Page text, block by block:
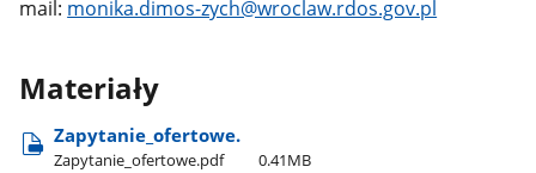
mail: monika.dimos-zych@wroclaw.rdos.gov.pl
Materiały
Zapytanie​_ofertowe.
Zapytanie​_ofertowe.pdf 0.41MB